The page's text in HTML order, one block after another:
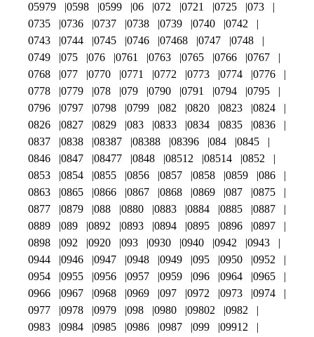
05979
0598 0599 06 072 0721 0725
073
0735
0736 0737 0738 0739 0740
0742
0743
0744 0745 0746 07468 0747
0748
0749
075 076 0761 0763 0765 0766
0767
0768
077 0770 0771 0772 0773 0774
0776
0778
0779 078 079 0790 0791 0794
0795
0796
0797 0798 0799 082 0820 0823
0824
0826
0827 0829 083 0833 0834 0835
0836
0837
0838 08387 08388 08396 084
0845
0846
0847 08477 0848 08512 08514
0852
0853
0854 0855 0856 0857 0858 0859
086
0863
0865 0866 0867 0868 0869 087
0875
0877
0879 088 0880 0883 0884 0885
0887
0889
089 0892 0893 0894 0895 0896
0897
0898
092 0920 093 0930 0940 0942
0943
0944
0946 0947 0948 0949 095 0950
0952
0954
0955 0956 0957 0959 096 0964
0965
0966
0967 0968 0969 097 0972 0973
0974
0977
0978 0979 098 0980 09802
0982
0983
0984 0985 0986 0987 099
09912